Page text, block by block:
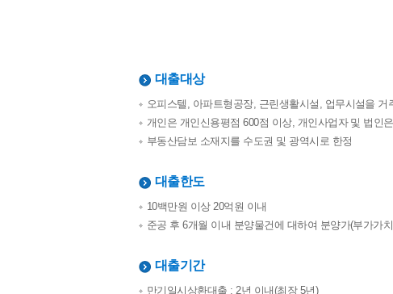
대출대상
오피스텔, 아파트형공장, 근린생활시설, 업무시설을
개인은 개인신용평점 600점 이상, 개인사업자 및 법인
부동산담보 소재지를 수도권 및 광역시로 한정
대출한도
10백만원 이상 20억원 이내
준공 후 6개월 이내 분양물건에 대하여 분양가(부가가
대출기간
만기일시상환대출 : 2년 이내(최장 5년)